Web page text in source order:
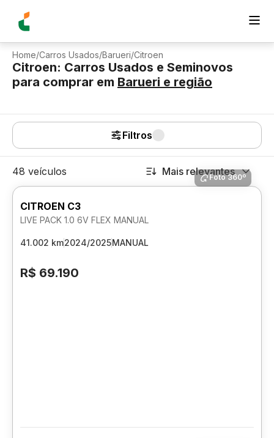
Home/Carros Usados/Barueri/Citroen
Citroen: Carros Usados e Seminovos
para comprar em Barueri e região
Filtros
48 veículos Mais relevantes
Foto 360º
CITROEN C3
LIVE PACK 1.0 6V FLEX MANUAL
41.002 km2024/2025MANUAL
R$ 69.190